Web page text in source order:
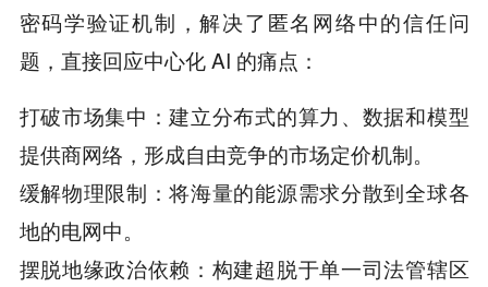
密码学验证机制，解决了匿名网络中的信任问
题，直接回应中心化 AI 的痛点：
打破市场集中：建立分布式的算力、数据和模型
提供商网络，形成自由竞争的市场定价机制。
缓解物理限制：将海量的能源需求分散到全球各
地的电网中。
摆脱地缘政治依赖：构建超脱于单一司法管辖区